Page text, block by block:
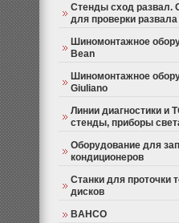
Стенды сход развал.
для проверки
Шиномонтажное
Bean
Шиномонтажное
Giuliano
Линии диагностики и
стенды, приборы
Оборудование для
кондиционеров
Станки для проточки
дисков
BAHCO